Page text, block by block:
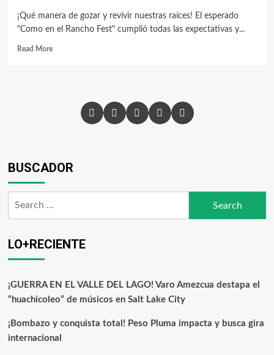
¡Qué manera de gozar y revivir nuestras raíces! El esperado
"Como en el Rancho Fest" cumplió todas las expectativas y...
Read MoreRead
nostalgia!
el
vibrar
a
Utah
Facebook
X InstagramYouTubePinterest
BUSCADOR
LO+RECIENTE
¡GUERRA EN EL VALLE DEL LAGO! Varo Amezcua destapa el
“huachicoleo” de músicos en Salt Lake City
¡Bombazo y conquista total! Peso Pluma impacta y busca gira
internacional